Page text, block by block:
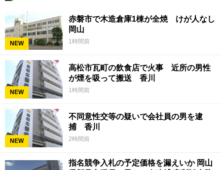
NEW
赤磐市で木造倉庫1棟が全焼 けが人なし
岡山
1時間前
NEW
高松市瓦町の飲食店で火事 近所の男性
が煙を吸って搬送 香川
1時間前
NEW
不同意性交等の疑いで会社員の男を逮
捕 香川
2時間前
指名競争入札の予定価格を漏えいか 岡山